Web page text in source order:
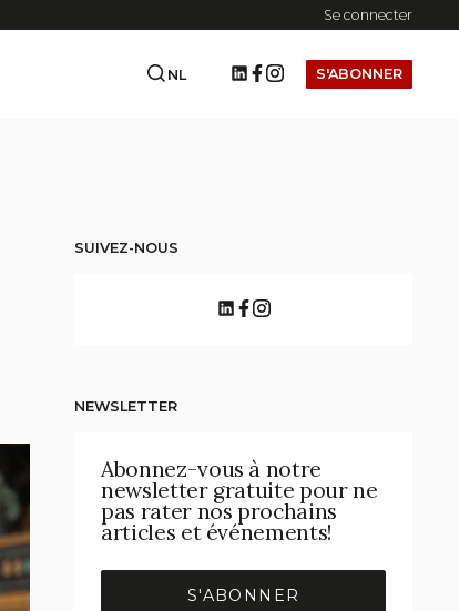
Se connecter
NL S'ABONNER
SUIVEZ-NOUS
NEWSLETTER
Abonnez-vous à notre
newsletter gratuite pour ne
pas rater nos prochains
articles et événements!
S'ABONNER